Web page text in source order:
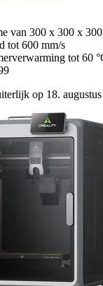
van 300 x 300 x
tot 600 mm/s
tot 60
op 18. augustus